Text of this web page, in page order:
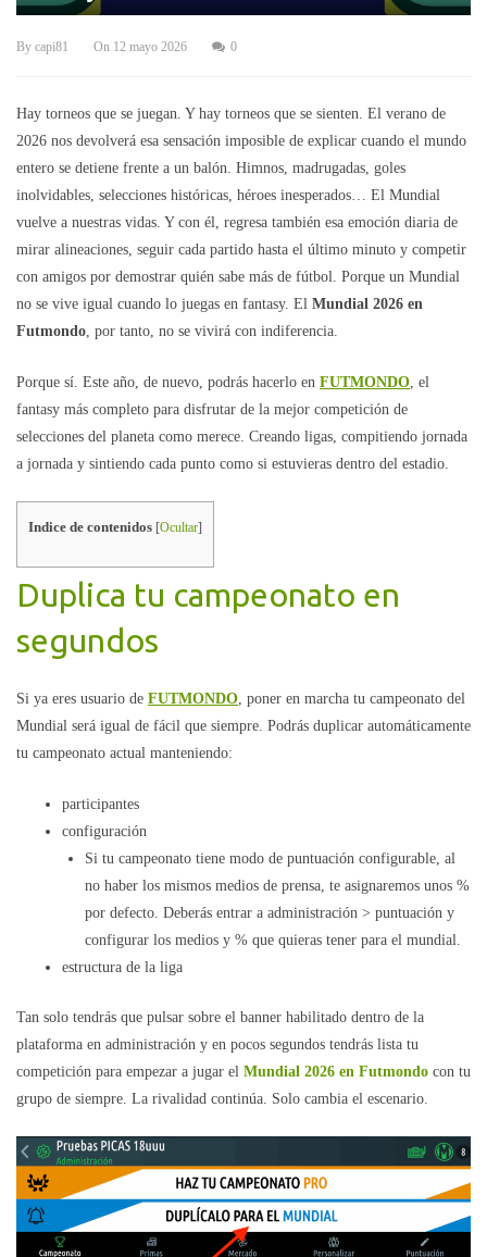
By capi81 On 12 mayo 2026 0
Hay torneos que se juegan. Y hay torneos que se sienten. El verano de
2026 nos devolverá esa sensación imposible de explicar cuando el mundo
entero se detiene frente a un balón. Himnos, madrugadas, goles
inolvidables, selecciones históricas, héroes inesperados… El Mundial
vuelve a nuestras vidas. Y con él, regresa también esa emoción diaria de
mirar alineaciones, seguir cada partido hasta el último minuto y competir
con amigos por demostrar quién sabe más de fútbol. Porque un Mundial
no se vive igual cuando lo juegas en fantasy. El Mundial 2026 en
Futmondo , por tanto, no se vivirá con indiferencia.
Porque sí. Este año, de nuevo, podrás hacerlo en FUTMONDO , el
fantasy más completo para disfrutar de la mejor competición de
selecciones del planeta como merece. Creando ligas, compitiendo jornada
a jornada y sintiendo cada punto como si estuvieras dentro del estadio.
Indice de contenidos [Ocultar]
Duplica tu campeonato en
segundos
Si ya eres usuario de FUTMONDO , poner en marcha tu campeonato del
Mundial será igual de fácil que siempre. Podrás duplicar automáticamente
tu campeonato actual manteniendo:
participantes
configuración
Si tu campeonato tiene modo de puntuación configurable, al
no haber los mismos medios de prensa, te asignaremos unos %
por defecto. Deberás entrar a administración > puntuación y
configurar los medios y % que quieras tener para el mundial.
estructura de la liga
Tan solo tendrás que pulsar sobre el banner habilitado dentro de la
plataforma en administración y en pocos segundos tendrás lista tu
competición para empezar a jugar el Mundial 2026 en Futmondo con tu
grupo de siempre. La rivalidad continúa. Solo cambia el escenario.